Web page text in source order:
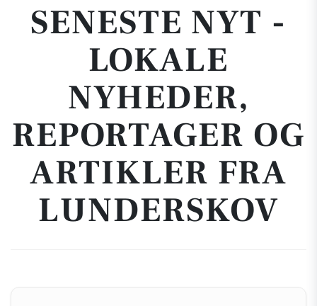
SENESTE NYT -
LOKALE
NYHEDER,
REPORTAGER OG
ARTIKLER FRA
LUNDERSKOV